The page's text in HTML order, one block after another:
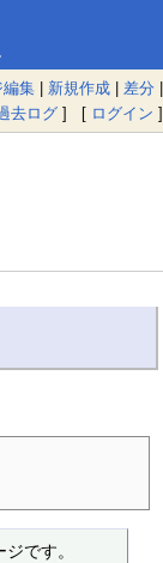
編集 | 新規作成 | 差分 |
去ログ ] [ ログイン ]
です。